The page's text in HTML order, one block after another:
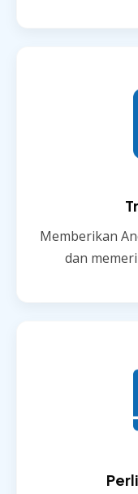
Memberikan
dan